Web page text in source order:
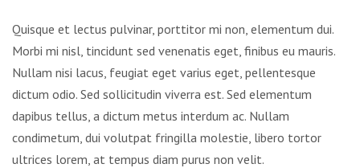
Quisque et lectus pulvinar, porttitor mi non, elementum dui.
Morbi mi nisl, tincidunt sed venenatis eget, finibus eu mauris.
Nullam nisi lacus, feugiat eget varius eget, pellentesque
dictum odio. Sed sollicitudin viverra est. Sed elementum
dapibus tellus, a dictum metus interdum ac. Nullam
condimetum, dui volutpat fringilla molestie, libero tortor
ultrices lorem, at tempus diam purus non velit.